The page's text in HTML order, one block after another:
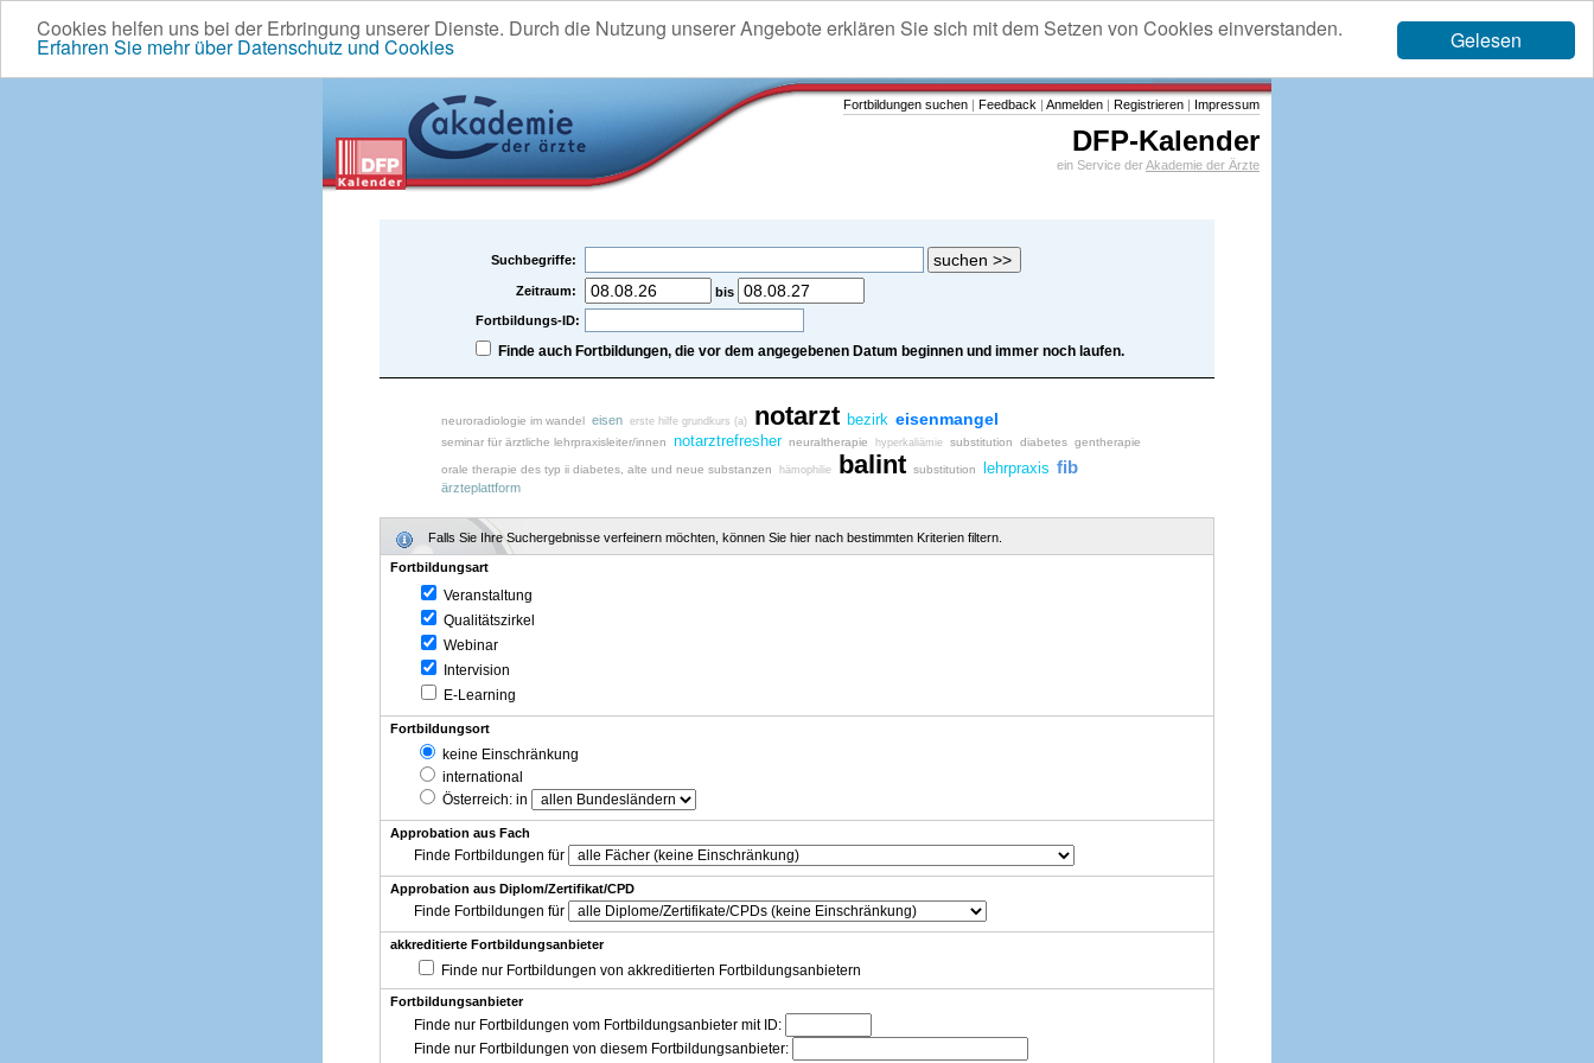
Gelesen
Cookies helfen uns bei der Erbringung unserer Dienste. Durch die Nutzung unserer Angebote erklären Sie sich mit dem Setzen von Cookies einverstanden.
Erfahren Sie mehr über Datenschutz und Cookies
Fortbildungen suchen | Feedback | Anmelden | Registrieren | Impressum
DFP-Kalender
ein Service derAkademie der Ärzte
Suchbegriffe:
Zeitraum:
bis
Fortbildungs-ID:
Finde auch Fortbildungen, die vor dem angegebenen Datum beginnen und immer noch laufen.
neuroradiologie im wandel eisen erste hilfe grundkurs (a) notarzt bezirk eisenmangel
seminar für ärztliche lehrpraxisleiter/innen notarztrefresher neuraltherapie hyperkaliämie substitution diabetes gentherapie
orale therapie des typ ii diabetes, alte und neue substanzen hämophilie balint substitution lehrpraxis fib
ärzteplattform
Falls Sie Ihre Suchergebnisse verfeinern möchten, können Sie hier nach bestimmten Kriterien filtern.
Fortbildungsart
Veranstaltung
Qualitätszirkel
Webinar
Intervision
E-Learning
Fortbildungsort
keine Einschränkung
international
Österreich: in
Approbation aus Fach
Finde Fortbildungen für
Approbation aus Diplom/Zertifikat/CPD
Finde Fortbildungen für
akkreditierte Fortbildungsanbieter
Finde nur Fortbildungen von akkreditierten Fortbildungsanbietern
Fortbildungsanbieter
Finde nur Fortbildungen vom Fortbildungsanbieter mit ID:
Finde nur Fortbildungen von diesem Fortbildungsanbieter: